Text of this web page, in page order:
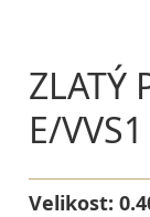
ZLATÝ
E/
Velikost: